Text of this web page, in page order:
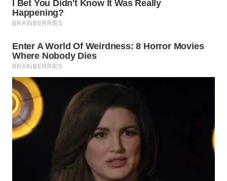
WN
TAPANULI
WN DELI
WN
TEBING
TINGGI